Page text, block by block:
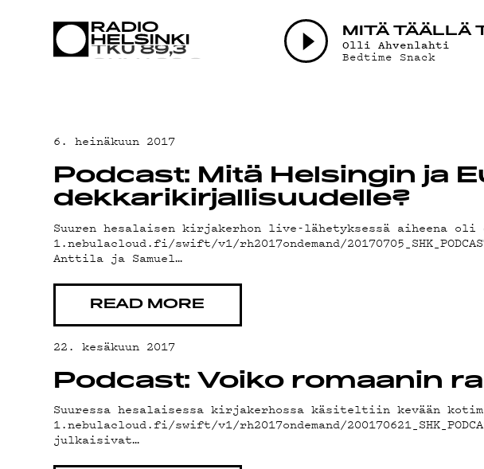
MITÄ TÄÄLLÄ
Olli Ahvenlahti
Bedtime Snack
OHJELMAT
TEKIJÄT
ON-DEMAND
PODCAST
6. heinäkuun 2017
Podcast: Mitä Helsingin ja
dekkarikirjallisuudelle?
Suuren hesalaisen kirjakerhon live-lähetyksessä aiheena
1.nebulacloud.fi/swift/v1/rh2017ondemand/
Anttila ja Samuel…
READ MORE
22. kesäkuun 2017
Podcast: Voiko romaanin
Suuressa hesalaisessa kirjakerhossa käsiteltiin kevään
1.nebulacloud.fi/swift/v1/rh2017ondemand/
julkaisivat…